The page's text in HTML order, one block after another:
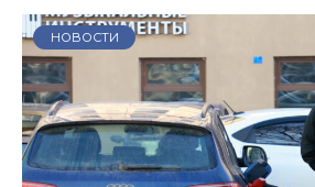
НОВОСТИ